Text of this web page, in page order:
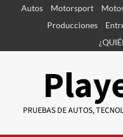
SaltarAutos Motorsport
Producciones
PRUEBAS DE AUTOS,